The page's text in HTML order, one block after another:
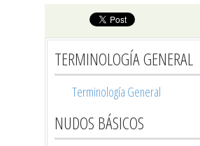
TERMINOLOGÍA GENERAL
Terminología General
NUDOS BÁSICOS